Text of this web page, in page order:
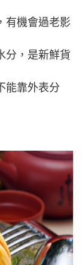
有機會過老影
分，是新鮮貨
能靠外表分